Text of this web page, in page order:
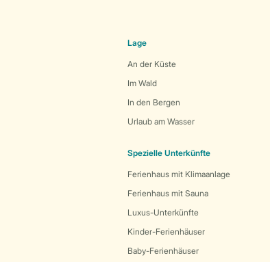
Lage
An der Küste
Im Wald
In den Bergen
Urlaub am Wasser
Spezielle Unterkünfte
Ferienhaus mit Klimaanlage
Ferienhaus mit Sauna
Luxus-Unterkünfte
Kinder-Ferienhäuser
Baby-Ferienhäuser